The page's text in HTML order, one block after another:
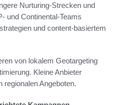
Nurturing-Strecken und
und Continental-Teams
und content-basiertem
von lokalem Geotargeting
Kleine Anbieter
regionalen Angeboten.